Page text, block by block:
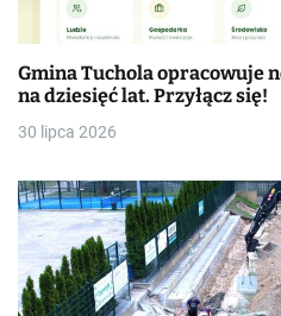
Gmina Tuchola opracowuje
na dziesięć lat. Przyłącz się!
30 lipca 2026